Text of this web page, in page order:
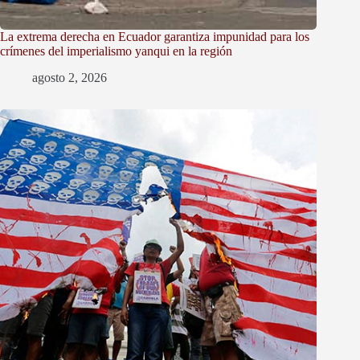
La extrema derecha en Ecuador garantiza impunidad para los
crímenes del imperialismo yanqui en la región
agosto 2, 2026